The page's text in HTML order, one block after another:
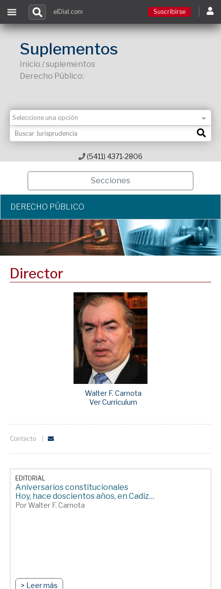
elDial.com Suscribirse
Suplementos
Inicio / suplementos
Derecho Público:
(5411) 4371-2806
Secciones
DERECHO PÚBLICO
Director
Walter F. Carnota
Ver Curriculum
Contacto
EDITORIAL
Aniversarios constitucionales
Hoy, hace doscientos años, en Cadiz…
Por Walter F. Carnota
> Leer más